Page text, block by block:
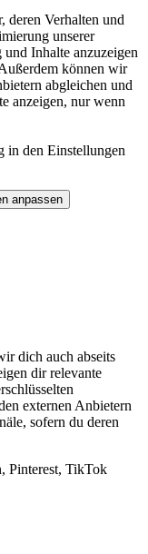
deren Verhalten und
unserer
Inhalte anzuzeigen
können wir
abgleichen und
anzeigen, nur wenn
den Einstellungen
anpassen
dich auch abseits
dir relevante
externen Anbietern
sofern du deren
Pinterest, TikTok